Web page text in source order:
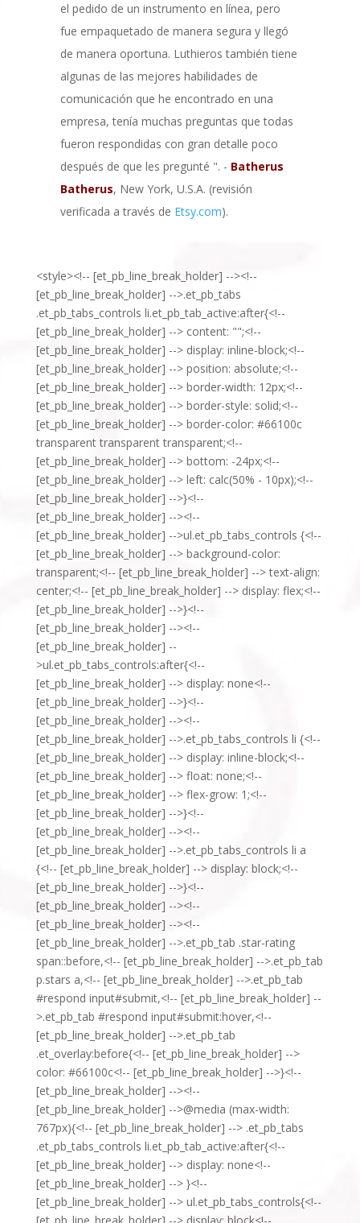
el pedido de un instrumento en línea, pero
fue empaquetado de manera segura y llegó
de manera oportuna. Luthieros también tiene
algunas de las mejores habilidades de
comunicación que he encontrado en una
empresa, tenía muchas preguntas que todas
fueron respondidas con gran detalle poco
después de que les pregunté ". - Batherus
Batherus, New York, U.S.A. (revisión
verificada a través de Etsy.com).
<style><!-- [et_pb_line_break_holder] --><!--
[et_pb_line_break_holder] -->.et_pb_tabs
.et_pb_tabs_controls li.et_pb_tab_active:after{<!--
[et_pb_line_break_holder] --> content: "";<!--
[et_pb_line_break_holder] --> display: inline-block;<!--
[et_pb_line_break_holder] --> position: absolute;<!--
[et_pb_line_break_holder] --> border-width: 12px;<!--
[et_pb_line_break_holder] --> border-style: solid;<!--
[et_pb_line_break_holder] --> border-color: #66100c
transparent transparent transparent;<!--
[et_pb_line_break_holder] --> bottom: -24px;<!--
[et_pb_line_break_holder] --> left: calc(50% - 10px);<!--
[et_pb_line_break_holder] -->}<!--
[et_pb_line_break_holder] --><!--
[et_pb_line_break_holder] -->ul.et_pb_tabs_controls {<!--
[et_pb_line_break_holder] --> background-color:
transparent;<!-- [et_pb_line_break_holder] --> text-align:
center;<!-- [et_pb_line_break_holder] --> display: flex;<!--
[et_pb_line_break_holder] -->}<!--
[et_pb_line_break_holder] --><!--
[et_pb_line_break_holder] --
>ul.et_pb_tabs_controls:after{<!--
[et_pb_line_break_holder] --> display: none<!--
[et_pb_line_break_holder] -->}<!--
[et_pb_line_break_holder] --><!--
[et_pb_line_break_holder] -->.et_pb_tabs_controls li {<!--
[et_pb_line_break_holder] --> display: inline-block;<!--
[et_pb_line_break_holder] --> float: none;<!--
[et_pb_line_break_holder] --> flex-grow: 1;<!--
[et_pb_line_break_holder] -->}<!--
[et_pb_line_break_holder] --><!--
[et_pb_line_break_holder] -->.et_pb_tabs_controls li a
{<!-- [et_pb_line_break_holder] --> display: block;<!--
[et_pb_line_break_holder] -->}<!--
[et_pb_line_break_holder] --><!--
[et_pb_line_break_holder] --><!--
[et_pb_line_break_holder] -->.et_pb_tab .star-rating
span::before,<!-- [et_pb_line_break_holder] -->.et_pb_tab
p.stars a,<!-- [et_pb_line_break_holder] -->.et_pb_tab
#respond input#submit,<!-- [et_pb_line_break_holder] --
>.et_pb_tab #respond input#submit:hover,<!--
[et_pb_line_break_holder] -->.et_pb_tab
.et_overlay:before{<!-- [et_pb_line_break_holder] -->
color: #66100c<!-- [et_pb_line_break_holder] -->}<!--
[et_pb_line_break_holder] --><!--
[et_pb_line_break_holder] -->@media (max-width:
767px){<!-- [et_pb_line_break_holder] --> .et_pb_tabs
.et_pb_tabs_controls li.et_pb_tab_active:after{<!--
[et_pb_line_break_holder] --> display: none<!--
[et_pb_line_break_holder] --> }<!--
[et_pb_line_break_holder] --> ul.et_pb_tabs_controls{<!--